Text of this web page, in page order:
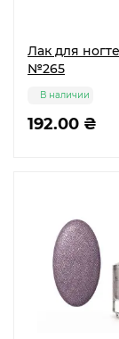
Лак для
№265
192.00 ₴
В наличии